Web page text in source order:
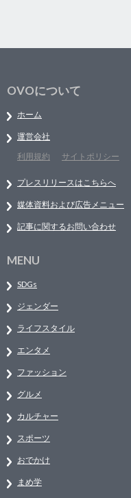
OVOについて
ホーム
運営会社
利用規約
サイトポリシー
プレスリリースはこちらへ
媒体資料および広告メニュー
記事に関するお問い合わせ
MENU
SDGs
ジェンダー
ライフスタイル
エンタメ
ファッション
グルメ
カルチャー
スポーツ
おでかけ
まめ学